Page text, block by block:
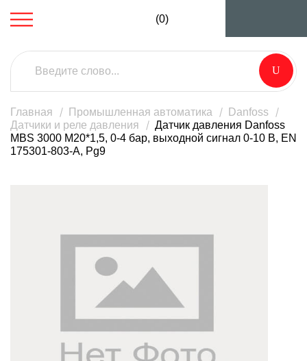
(0)
Главная Промышленная автоматика
Danfoss
Датчики и реле давления
Датчик давления Danfoss
MBS 3000 М20*1,5, 0-4 бар, выходной сигнал 0-10 В, EN
175301-803-A, Pg9